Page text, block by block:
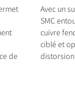
de
Avec un
SMC
cuivre
ciblé et